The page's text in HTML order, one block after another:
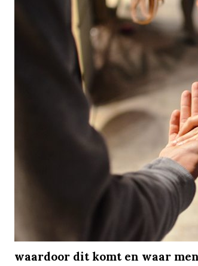
waardoor dit komt en waar